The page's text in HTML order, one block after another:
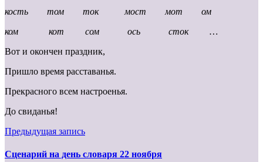
кость том ток мост мот ом
ком кот сом ось сток …
Вот и окончен праздник,
Пришло время расставанья.
Прекрасного всем настроенья.
До свиданья!
Предыдущая запись
Сценарий на день словаря 22 ноября